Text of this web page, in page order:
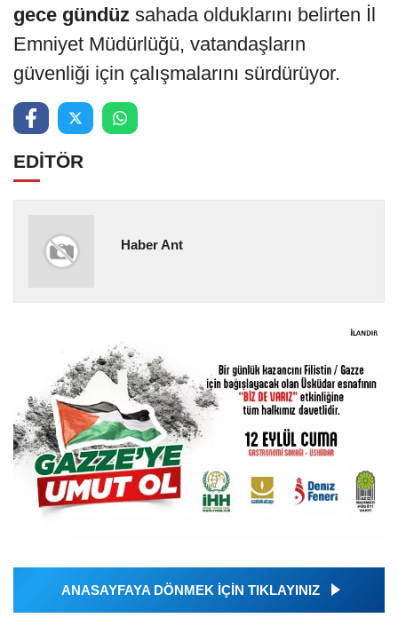
gece gündüz sahada olduklarını belirten İl
Emniyet Müdürlüğü, vatandaşların
güvenliği için çalışmalarını sürdürüyor.
EDİTÖR
Haber Ant
ANASAYFAYA DÖNMEK İÇİN TIKLAYINIZ